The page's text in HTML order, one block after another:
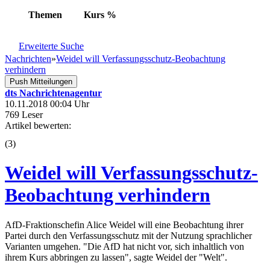
Themen Kurs %
Erweiterte Suche
Nachrichten»Weidel will Verfassungsschutz-Beobachtung
verhindern
Push Mitteilungen
dts Nachrichtenagentur
10.11.2018 00:04 Uhr
769 Leser
Artikel bewerten:
(3)
Weidel will Verfassungsschutz-
Beobachtung verhindern
AfD-Fraktionschefin Alice Weidel will eine Beobachtung ihrer
Partei durch den Verfassungsschutz mit der Nutzung sprachlicher
Varianten umgehen. "Die AfD hat nicht vor, sich inhaltlich von
ihrem Kurs abbringen zu lassen", sagte Weidel der "Welt".